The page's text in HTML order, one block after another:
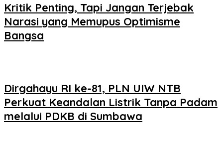
Kritik Penting, Tapi Jangan Terjebak
Narasi yang Memupus Optimisme
Bangsa
Dirgahayu RI ke-81, PLN UIW NTB
Perkuat Keandalan Listrik Tanpa Padam
melalui PDKB di Sumbawa